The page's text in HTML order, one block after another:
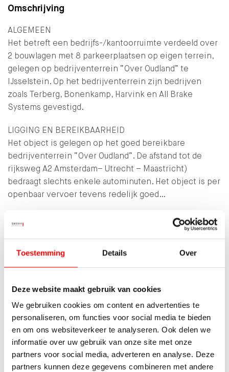
Toestemming Details Over
Deze website maakt gebruik van cookies
We gebruiken cookies om content en advertenties te
personaliseren, om functies voor social media te bieden
en om ons websiteverkeer te analyseren. Ook delen we
informatie over uw gebruik van onze site met onze
partners voor social media, adverteren en analyse. Deze
partners kunnen deze gegevens combineren met andere
Omschrijving
ALGEMEEN
Het betreft een bedrijfs-/kantoorruimte verdeeld over
2 bouwlagen met 8 parkeerplaatsen op eigen terrein,
gelegen op bedrijventerrein “Over Oudland” te
IJsselstein. Op het bedrijventerrein zijn bedrijven
zoals Terberg, Bonenkamp, Harvink en All Brake
Systems gevestigd.
LIGGING EN BEREIKBAARHEID
Het object is gelegen op het goed bereikbare
bedrijventerrein “Over Oudland”. De afstand tot de
rijksweg A2 Amsterdam– Utrecht – Maastricht)
bedraagt slechts enkele autominuten. Het object is per
openbaar vervoer tevens redelijk goed…
LEES MEER
Kenmerken
Soort object
Bedrijfsruimte
Status
Verhuurd
Totale oppervlakte
469 m2
MEER KENMERKEN